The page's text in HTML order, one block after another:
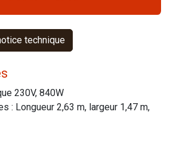
technique
230V, 840W
: Longueur 2,63 m, largeur 1,47 m,